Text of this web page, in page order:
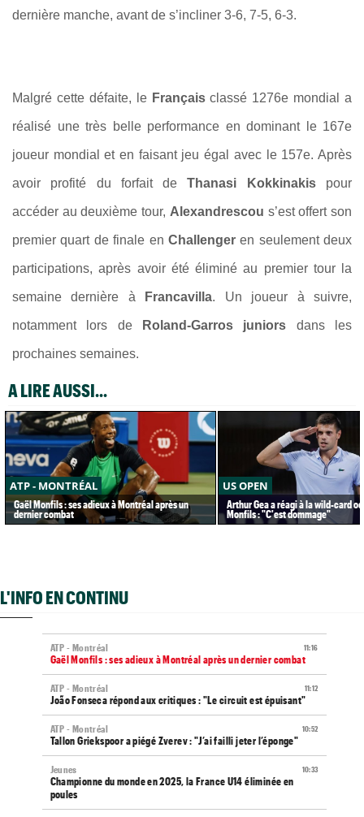
dernière manche, avant de s’incliner 3-6, 7-5, 6-3.
Malgré cette défaite, le Françaisclassé 1276e mondial a
réalisé une très belle performance en dominant le 167e
joueur mondial et en faisant jeu égal avec le 157e. Après
avoir profité du forfait deThanasi Kokkinakispour
accéder au deuxième tour, Alexandrescou s’est offert son
premier quart de finale en Challengeren seulement deux
participations, après avoir été éliminé au premier tour la
semaine dernière à Francavilla. Un joueur à suivre,
notamment lors de Roland-Garros juniors dans les
prochaines semaines.
A LIRE AUSSI...
ATP - MONTRÉAL
Gaël Monfils : ses adieux à Montréal après un
dernier combat
US OPEN
Arthur Gea a réagi à la wild-card
Monfils : "C'est dommage"
L'INFO EN CONTINU
11:16
ATP - Montréal
Gaël Monfils : ses adieux à Montréal après un dernier combat
11:12
ATP - Montréal
João Fonseca répond aux critiques : "Le circuit est épuisant"
10:52
ATP - Montréal
Tallon Griekspoor a piégé Zverev : "J’ai failli jeter l’éponge"
10:33
Jeunes
Championne du monde en 2025, la France U14 éliminée en
poules